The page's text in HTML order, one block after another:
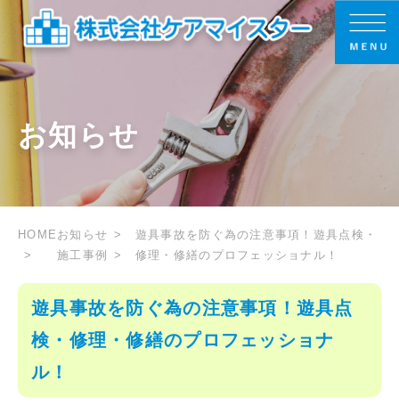
お知らせ
HOME お知らせ
施工事例
遊具事故を防ぐ為の注意事項！遊具点検・
修理・修繕のプロフェッショナル！
遊具事故を防ぐ為の注意事項！遊具点
検・修理・修繕のプロフェッショナ
ル！